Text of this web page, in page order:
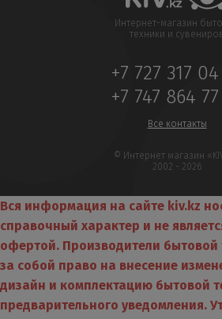
Интернет-магазин
техники и
+7 727 317
+7 747 864
Все контакты
© Интернет магазин
2002 - 2026
Вся информация на сайте kiv.kz
справочный характер и не
офертой. Производители бытовой
за собой право на внесение
дизайн и комплектацию бытовой
предварительного уведомления.